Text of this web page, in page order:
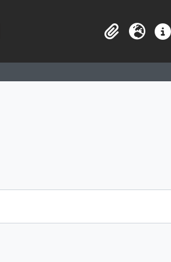
in browse page
Portapapeles
Idioma